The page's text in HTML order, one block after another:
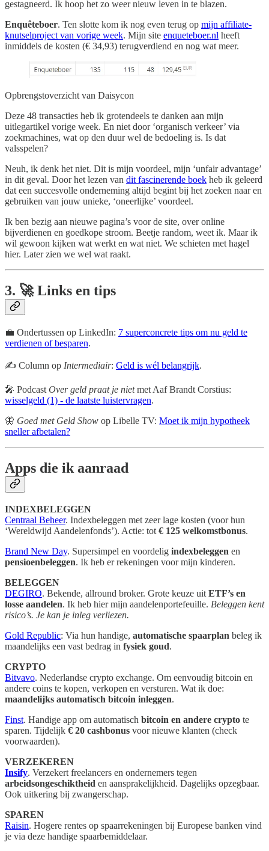
gestagneerd. Ik hoop het zo weer nieuw leven in te blazen.
Enquêteboer. Ten slotte kom ik nog even terug op mijn affiliate-
knutselproject van vorige week. Mijn site enqueteboer.nl heeft
inmiddels de kosten (€ 34,93) terugverdiend en nog wat meer.
Opbrengstoverzicht van Daisycon
Deze 48 transacties heb ik grotendeels te danken aan mijn
uitlegartikel vorige week. En niet door ‘organisch verkeer’ via
zoekmachines, wat op den duur wel de bedoeling is. Is dat
valsspelen?
Neuh, ik denk het niet. Dit is mijn voordeel, mijn ‘unfair advantage’
in dit geval. Door het lezen van dit fascinerende boek heb ik geleerd
dat een succesvolle onderneming altijd begint bij het zoeken naar en
gebruiken van jouw unieke, ‘oneerlijke’ voordeel.
Ik ben bezig aan nieuwe pagina’s voor de site, over online
bijverdienen en goedkope stroom. Beetje random, weet ik. Maar ik
wil gewoon kijken wat werkt en wat niet. We schieten met hagel
hier. Later zien we wel wat raakt.
3. 🚀 Links en tips
💼 Ondertussen op LinkedIn: 7 superconcrete tips om nu geld te
verdienen of besparen.
✍️ Column op Intermediair: Geld is wél belangrijk.
🎤 Podcast Over geld praat je nietmet Aaf Brandt Corstius:
wisselgeld (1) - de laatste luistervragen.
🦋 Goed met Geld Show op Libelle TV: Moet ik mijn hypotheek
sneller afbetalen?
Apps die ik aanraad
INDEXBELEGGEN
Centraal Beheer. Indexbeleggen met zeer lage kosten (voor hun
‘Wereldwijd Aandelenfonds’). Actie: tot€ 125 welkomstbonus.
Brand New Day. Supersimpel en voordelig indexbeleggen en
pensioenbeleggen. Ik heb er rekeningen voor mijn kinderen.
BELEGGEN
DEGIRO. Bekende, allround broker. Grote keuze uitETF’s en
losse aandelen. Ik heb hier mijn aandelenportefeuille. Beleggen kent
risico’s. Je kan je inleg verliezen.
Gold Republic: Via hun handige, automatische spaarplan beleg ik
maandelijks een vast bedrag in fysiek goud.
CRYPTO
Bitvavo. Nederlandse crypto exchange. Om eenvoudig bitcoin en
andere coins te kopen, verkopen en versturen. Wat ik doe:
maandelijks automatisch bitcoin inleggen.
Finst. Handige app om automatisch bitcoin en andere crypto te
sparen. Tijdelijk € 20 cashbonus voor nieuwe klanten (check
voorwaarden).
VERZEKEREN
Insify. Verzekert freelancers en ondernemers tegen
arbeidsongeschiktheid en aansprakelijkheid. Dagelijks opzegbaar.
Ook uitkering bij zwangerschap.
SPAREN
Raisin. Hogere rentes op spaarrekeningen bij Europese banken vind
je via deze handige spaarbemiddelaar.